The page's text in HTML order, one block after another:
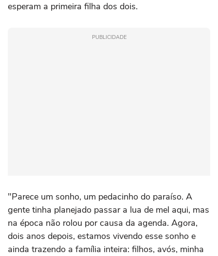
esperam a primeira filha dos dois.
PUBLICIDADE
"Parece um sonho, um pedacinho do paraíso. A
gente tinha planejado passar a lua de mel aqui, mas
na época não rolou por causa da agenda. Agora,
dois anos depois, estamos vivendo esse sonho e
ainda trazendo a família inteira: filhos, avós, minha